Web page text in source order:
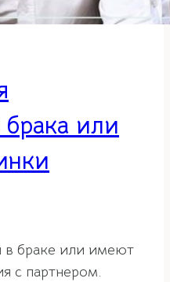
или
в браке или имеют
с партнером.